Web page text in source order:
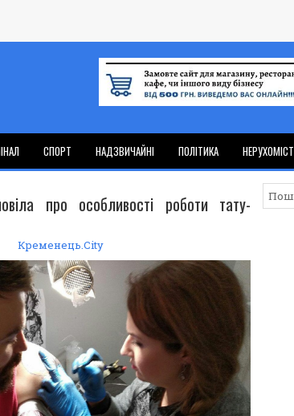
СПОРТ НАДЗВИЧАЙНІ ПОЛІТИКА
про особливості роботи тату-
Кременець.City